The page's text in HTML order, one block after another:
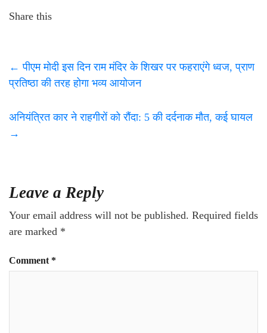
Share this
← पीएम मोदी इस दिन राम मंदिर के शिखर पर फहराएंगे ध्वज, प्राण
प्रतिष्ठा की तरह होगा भव्य आयोजन
अनियंत्रित कार ने राहगीरों को रौंदा: 5 की दर्दनाक मौत, कई घायल
→
Leave a Reply
Your email address will not be published. Required fields
are marked *
Comment *